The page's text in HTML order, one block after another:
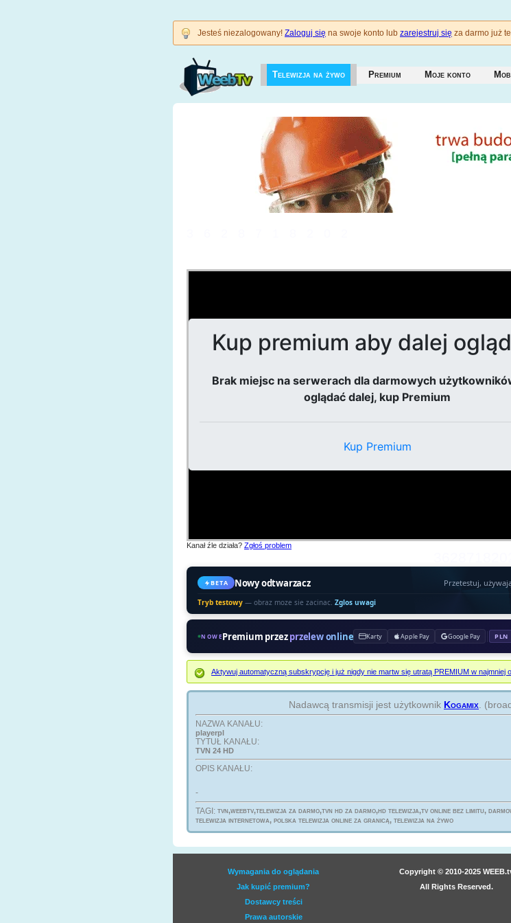
Jesteś niezalogowany! Zaloguj się na swoje konto lub zarejestruj się za darmo już
Telewizja na żywo Premium Moje konto
Kanał źle działa? Zgłoś problem
BETA Nowy odtwarzacz Przetestuj,
Tryb testowy — obraz moze sie zacinac. Zglos uwagi
NOWEPremium przezprzelew online Karty Apple Pay Google Pay PLN
Aktywuj automatyczną subskrypcję i już nigdy nie martw się utratą PREMIUM w najmniej
Nadawcą transmisji jest użytkownik Kogamix .
NAZWA KANAŁU:
playerpl
TYTUŁ KANAŁU:
TVN 24 HD
OPIS KANAŁU:
-
TAGI: tvn,weebtv,telewizja za darmo,tvn hd za darmo,hd telewizja,tv online bez limitu,
telewizja internetowa, polska telewizja online za granicą, telewizja na żywo
Wymagania do oglądania
Jak kupić premium?
Dostawcy treści
Prawa autorskie
Copyright © 2010-2025
All Rights Reserved.